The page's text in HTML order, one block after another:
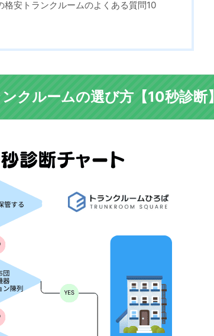
安トランクルームのよくある質問10
クルームの選び方【10秒診断】